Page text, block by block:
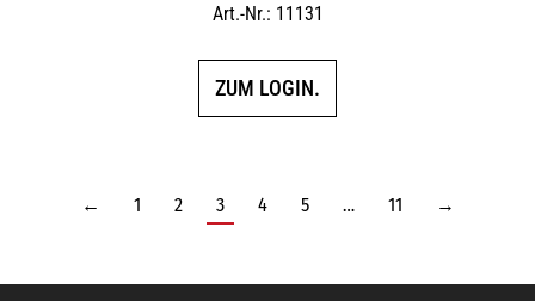
Bewertet mit
Art.-Nr.: 11131
ZUM LOGIN.
← 1 2 3 4 5 … 11 →